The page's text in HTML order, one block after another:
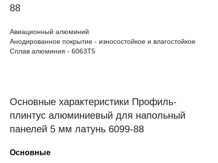
88
Авиационный алюминий
Анодированное покрытие - износостойкое и влагостойкое
Сплав алюминия - 6063Т5
Основные характеристики Профиль-
плинтус алюминиевый для напольный
панелей 5 мм латунь 6099-88
Основные